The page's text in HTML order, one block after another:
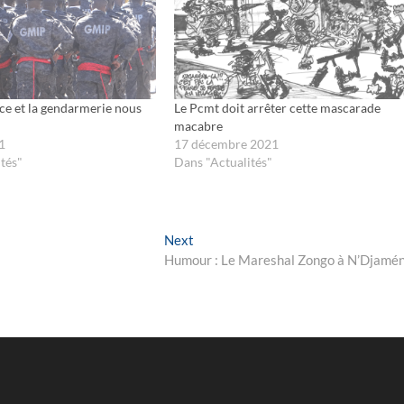
et la gendarmerie nous
Le Pcmt doit arrêter cette mascarade
macabre
17 décembre 2021
Dans "Actualités"
Next
post:
Humour : Le Mareshal Zongo à